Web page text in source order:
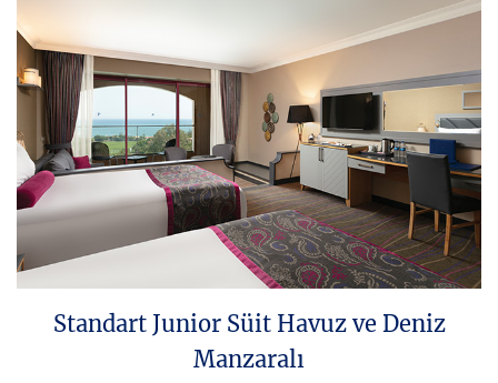
Standart Junior Süit Havuz ve Deniz
Manzaralı